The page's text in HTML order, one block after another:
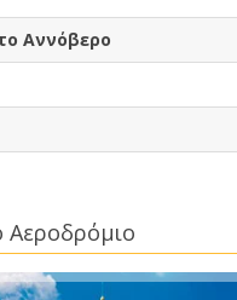
Αννόβερο
Αεροδρόμιο